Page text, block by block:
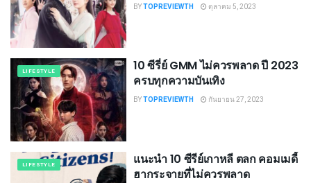
BYTOPREVIEWTH ตุลาคม 5, 2023
LIFESTYLE
10 ซีรี่ย์ GMM ไม่ควรพลาด ปี 2023
ครบทุกความบันเทิง
BYTOPREVIEWTH กันยายน 27, 2023
LIFESTYLE
แนะนำ 10 ซีรีย์เกาหลี ตลก คอมเมดี้
ฮากระจายที่ไม่ควรพลาด